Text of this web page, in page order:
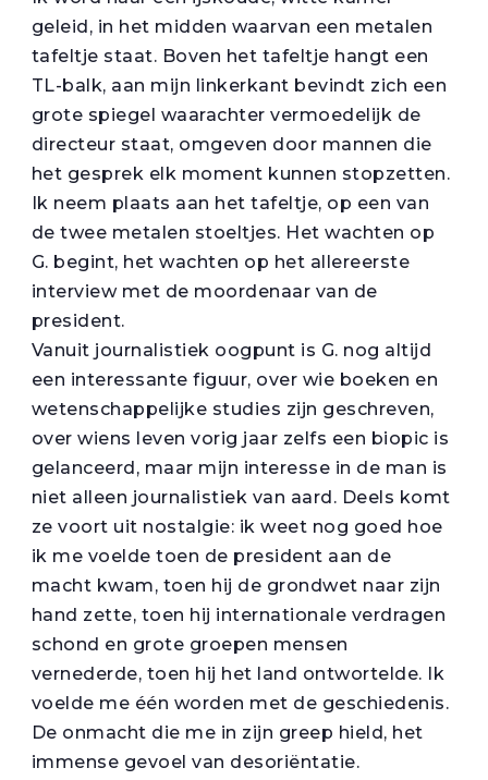
geleid, in het midden waarvan een metalen
tafeltje staat. Boven het tafeltje hangt een
TL-balk, aan mijn linkerkant bevindt zich een
grote spiegel waarachter vermoedelijk de
directeur staat, omgeven door mannen die
het gesprek elk moment kunnen stopzetten.
Ik neem plaats aan het tafeltje, op een van
de twee metalen stoeltjes. Het wachten op
G. begint, het wachten op het allereerste
interview met de moordenaar van de
president.
Vanuit journalistiek oogpunt is G. nog altijd
een interessante figuur, over wie boeken en
wetenschappelijke studies zijn geschreven,
over wiens leven vorig jaar zelfs een biopic is
gelanceerd, maar mijn interesse in de man is
niet alleen journalistiek van aard. Deels komt
ze voort uit nostalgie: ik weet nog goed hoe
ik me voelde toen de president aan de
macht kwam, toen hij de grondwet naar zijn
hand zette, toen hij internationale verdragen
schond en grote groepen mensen
vernederde, toen hij het land ontwortelde. Ik
voelde me één worden met de geschiedenis.
De onmacht die me in zijn greep hield, het
immense gevoel van desoriëntatie.